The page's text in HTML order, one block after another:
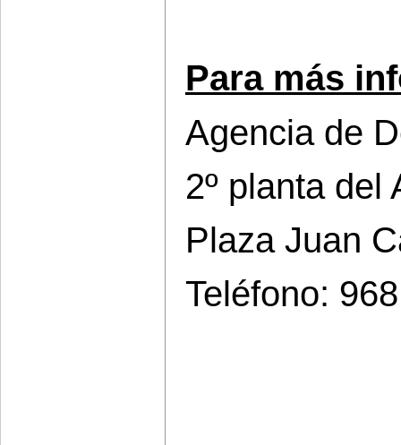
Para más
Agencia de
2º planta del
Plaza Juan
Teléfono: